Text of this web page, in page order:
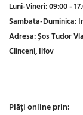
Luni-Vineri:09:00 -
Sambata-Duminica:
Adresa:Șos Tudor
Clinceni, Ilfov
Plăți online prin: